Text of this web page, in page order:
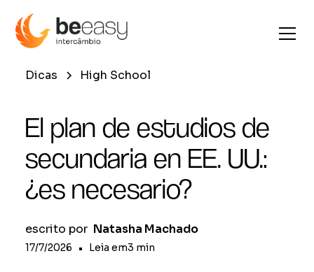
Dicas High School
El plan de estudios de
secundaria en EE. UU.:
¿es necesario?
escrito por Natasha Machado
17/7/2026 • Leia em3 min